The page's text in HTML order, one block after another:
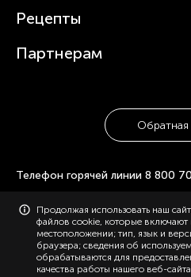
Посуда
Рецепты
Партнерам
Обратная
Телефон горячей линии 8 800
© 2006-2026 «Polaris». Все права
материалов с сайта polaris.ru
администрации, с указанием активной
Конфиденциальность
Карта сайта
Продолжая использовать наш
файлов cookie, которые включают
местоположении; тип, язык и
браузера; сведения об
обрабатываются для
качества работы нашего веб-